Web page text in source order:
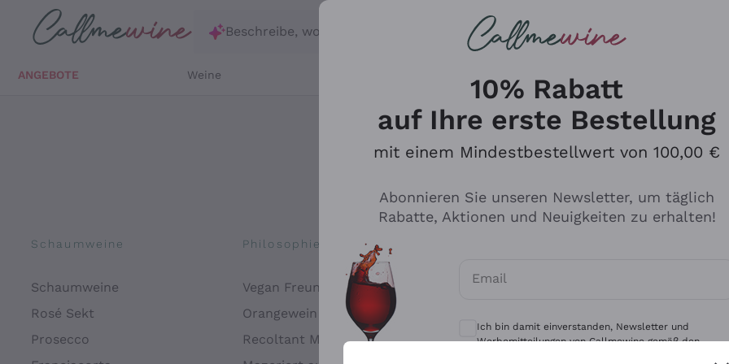
Zum Hauptinhalt springen
Beschreibe, wonach du suchst
ANGEBOTE Weine
Schaumweine
Schaumweine
Rosé Sekt
Prosecco
Philosophien
Vegan Freundlich
Orangewein
Recoltant Manipulant
Antinori
Ca' del Bosco
Gavi
10% Rabatt
auf Ihre erste Bestellung
mit einem Mindestbestellwert von 100,00 €
Abonnieren Sie unseren Newsletter, um täglich
Rabatte, Aktionen und Neuigkeiten zu erhalten!
Email
Optionale Einwilligungen zum Erhalt von
Ich bin damit einverstanden, Newsletter und
Werbemitteilungen von Callmewine gemäß den -